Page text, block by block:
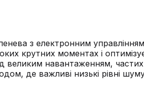
з електронним
крутних моментах і
великим навантаженням,
де важливі низькі рівні